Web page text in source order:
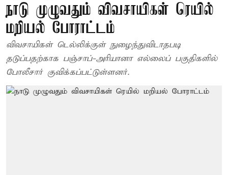
நாடு முழுவதும் விவசாயிகள் ரெயில்
மறியல் போராட்டம்
விவசாயிகள் டெல்லிக்குள் நுழைந்துவிடாதபடி
தடுப்பதற்காக பஞ்சாப்-அரியானா எல்லைப் பகுதிகளில்
போலீசார் குவிக்கப்பட்டுள்ளனர்.